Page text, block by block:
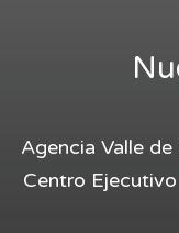
Agencia Valle
Centro